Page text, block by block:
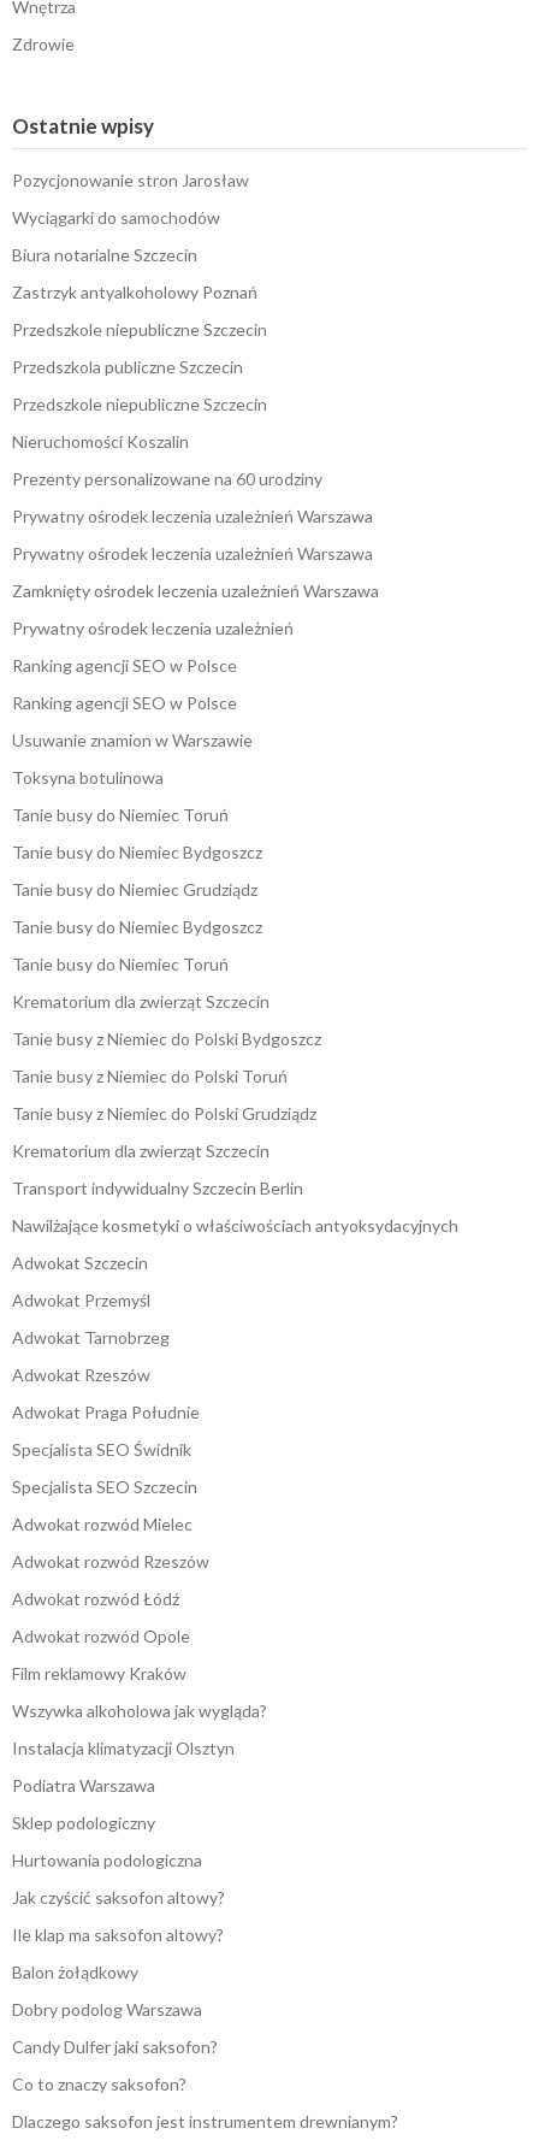
Wnętrza
Zdrowie
Ostatnie wpisy
Pozycjonowanie stron Jarosław
Wyciągarki do samochodów
Biura notarialne Szczecin
Zastrzyk antyalkoholowy Poznań
Przedszkole niepubliczne Szczecin
Przedszkola publiczne Szczecin
Przedszkole niepubliczne Szczecin
Nieruchomości Koszalin
Prezenty personalizowane na 60 urodziny
Prywatny ośrodek leczenia uzależnień Warszawa
Prywatny ośrodek leczenia uzależnień Warszawa
Zamknięty ośrodek leczenia uzależnień Warszawa
Prywatny ośrodek leczenia uzależnień
Ranking agencji SEO w Polsce
Ranking agencji SEO w Polsce
Usuwanie znamion w Warszawie
Toksyna botulinowa
Tanie busy do Niemiec Toruń
Tanie busy do Niemiec Bydgoszcz
Tanie busy do Niemiec Grudziądz
Tanie busy do Niemiec Bydgoszcz
Tanie busy do Niemiec Toruń
Krematorium dla zwierząt Szczecin
Tanie busy z Niemiec do Polski Bydgoszcz
Tanie busy z Niemiec do Polski Toruń
Tanie busy z Niemiec do Polski Grudziądz
Krematorium dla zwierząt Szczecin
Transport indywidualny Szczecin Berlin
Nawilżające kosmetyki o właściwościach antyoksydacyjnych
Adwokat Szczecin
Adwokat Przemyśl
Adwokat Tarnobrzeg
Adwokat Rzeszów
Adwokat Praga Południe
Specjalista SEO Świdnik
Specjalista SEO Szczecin
Adwokat rozwód Mielec
Adwokat rozwód Rzeszów
Adwokat rozwód Łódź
Adwokat rozwód Opole
Film reklamowy Kraków
Wszywka alkoholowa jak wygląda?
Instalacja klimatyzacji Olsztyn
Podiatra Warszawa
Sklep podologiczny
Hurtowania podologiczna
Jak czyścić saksofon altowy?
Ile klap ma saksofon altowy?
Balon żołądkowy
Dobry podolog Warszawa
Candy Dulfer jaki saksofon?
Co to znaczy saksofon?
Dlaczego saksofon jest instrumentem drewnianym?